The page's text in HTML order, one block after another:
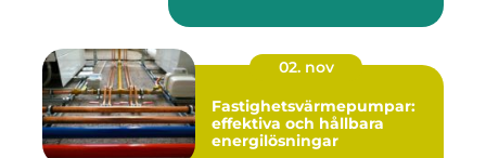
02. nov
Fastighetsvärmepumpar:
effektiva och hållbara
energilösningar